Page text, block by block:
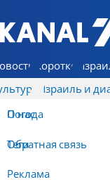
7 КАНАЛ - Аруц
Коротко
Израиль и
О нас
Обратная связь
Реклама
Погода
Теги